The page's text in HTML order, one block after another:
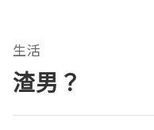
生活
渣男？